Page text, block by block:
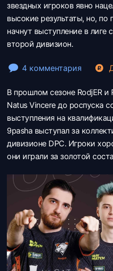
звездных игроков явно
высокие результаты, но, по
начнут выступление в
второй дивизион.
4 комментария
В прошлом сезоне RodjER и
Natus Vincere до роспуска
выступления на
9pasha выступал за
дивизионе DPC. Игроки
они играли за золотой